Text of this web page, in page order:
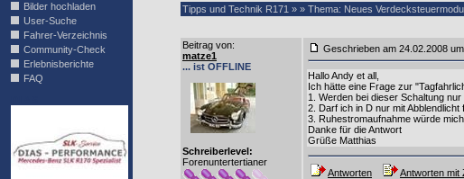
Bilder hochladen
User-Suche
Fahrer-Verzeichnis
Community-Check
Erlebnisberichte
FAQ
Tipps und Technik R171 » » Thema: Neues
Beitrag von:
matze1
... ist OFFLINE
Schreiberlevel:
Forenuntertertianer
Geschrieben am 24.02.2008
Hallo Andy et all,
Ich hätte eine Frage zur
1. Werden bei dieser Schaltung
2. Darf ich in D nur mit
3. Ruhestromaufnahme würde
Danke für die Antwort
Grüße Matthias
Antworten Antworten mit